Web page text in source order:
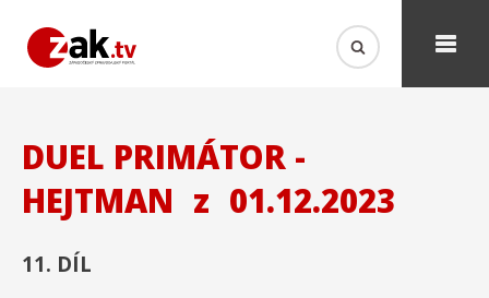
DUEL PRIMÁTOR -
HEJTMAN z 01.12.2023
11. DÍL